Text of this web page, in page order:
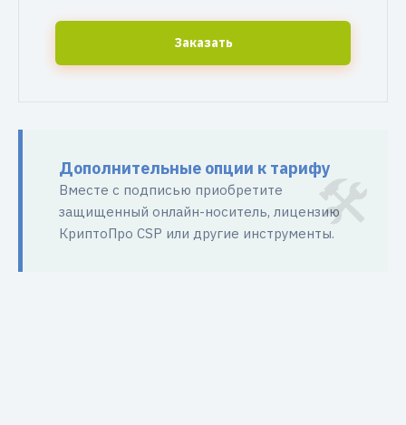
Заказать
Дополнительные опции к тарифу
Вместе с подписью приобретите
защищенный онлайн-носитель, лицензию
КриптоПро CSP или другие инструменты.